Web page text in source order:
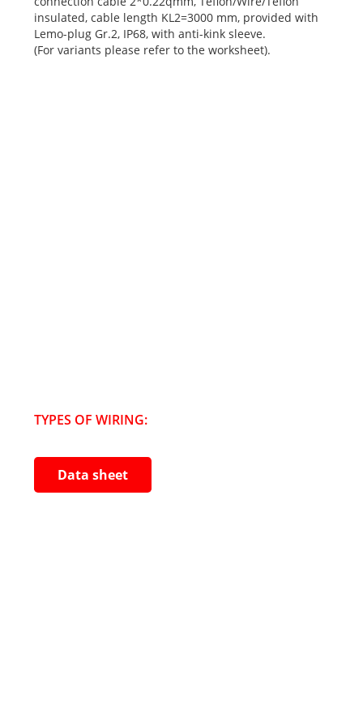
insulated, cable length KL2=3000 mm, provided with
Lemo-plug Gr.2, IP68, with anti-kink sleeve.
(For variants please refer to the worksheet).
TYPES OF WIRING:
Data sheet